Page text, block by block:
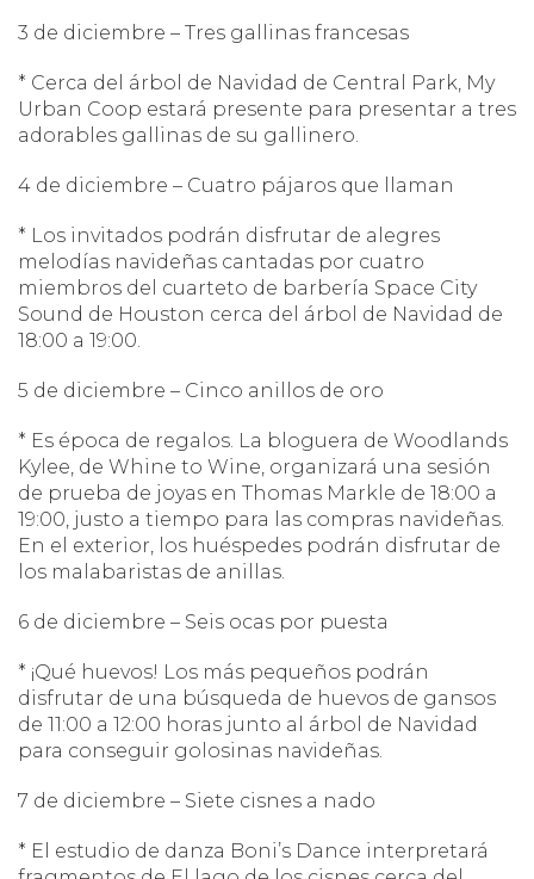
3 de diciembre – Tres gallinas francesas
* Cerca del árbol de Navidad de Central Park, My
Urban Coop estará presente para presentar a tres
adorables gallinas de su gallinero.
4 de diciembre – Cuatro pájaros que llaman
* Los invitados podrán disfrutar de alegres
melodías navideñas cantadas por cuatro
miembros del cuarteto de barbería Space City
Sound de Houston cerca del árbol de Navidad de
18:00 a 19:00.
5 de diciembre – Cinco anillos de oro
* Es época de regalos. La bloguera de Woodlands
Kylee, de Whine to Wine, organizará una sesión
de prueba de joyas en Thomas Markle de 18:00 a
19:00, justo a tiempo para las compras navideñas.
En el exterior, los huéspedes podrán disfrutar de
los malabaristas de anillas.
6 de diciembre – Seis ocas por puesta
* ¡Qué huevos! Los más pequeños podrán
disfrutar de una búsqueda de huevos de gansos
de 11:00 a 12:00 horas junto al árbol de Navidad
para conseguir golosinas navideñas.
7 de diciembre – Siete cisnes a nado
* El estudio de danza Boni’s Dance interpretará